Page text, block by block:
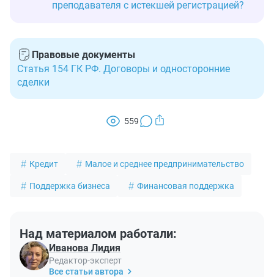
преподавателя с истекшей регистрацией?
Правовые документы
Статья 154 ГК РФ. Договоры и односторонние
сделки
559
Кредит Малое и среднее предпринимательство
Поддержка бизнеса Финансовая поддержка
Над материалом работали:
Иванова Лидия
Редактор-эксперт
Все статьи автора